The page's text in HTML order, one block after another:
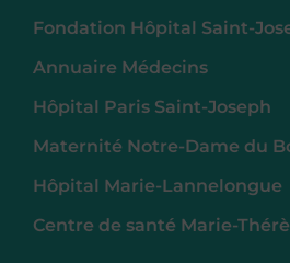
Fondation Hôpital Saint-
Annuaire Médecins
Hôpital Paris Saint-Joseph
Maternité Notre-Dame du
Hôpital Marie-Lannelongue
Centre de santé Marie-